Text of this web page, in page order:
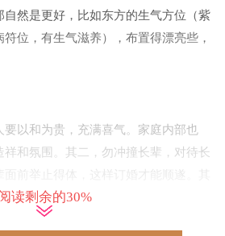
然是更好，比如东方的生气方位（紫
位，有生气滋养），布置得漂亮些，
要以和为贵，充满喜气。家庭内部也
和氛围。其二，勿冲撞长辈，对待长
模布置，因为订婚是喜庆之事，红色为
读剩余的30%